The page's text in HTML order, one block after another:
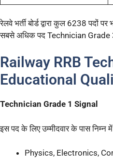
रेलवे भर्ती बोर्ड द्वारा कुल 6238 पदों
सबसे अधिक पद Technician Grade 3
Railway RRB
Educational
Technician Grade 1 Signal
इस पद के लिए उम्मीदवार के पास निम्न
Physics, Electronics,